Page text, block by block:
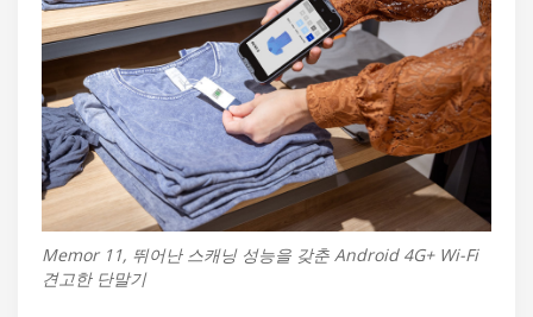
Memor 11, 뛰어난 스캐닝 성능을 갖춘 Android 4G+ Wi-Fi
견고한 단말기